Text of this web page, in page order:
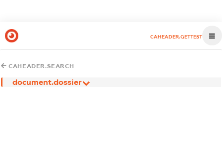
CAHEADER.GETTEST
CAHEADER.SEARCH
document.dossier